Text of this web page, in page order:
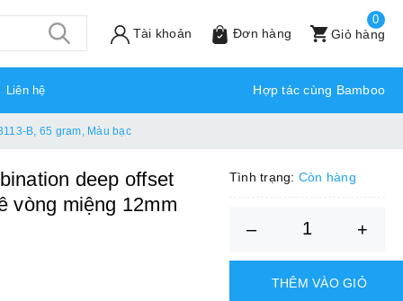
Tài khoản Đơn hàng
0
Giỏ hàng
Liên hệ Hợp tác cùng Bamboo
B, 65 gram, Màu bạc
deep offset
vòng miệng 12mm
Tình trạng: Còn hàng
– +
THÊM VÀO GIỎ